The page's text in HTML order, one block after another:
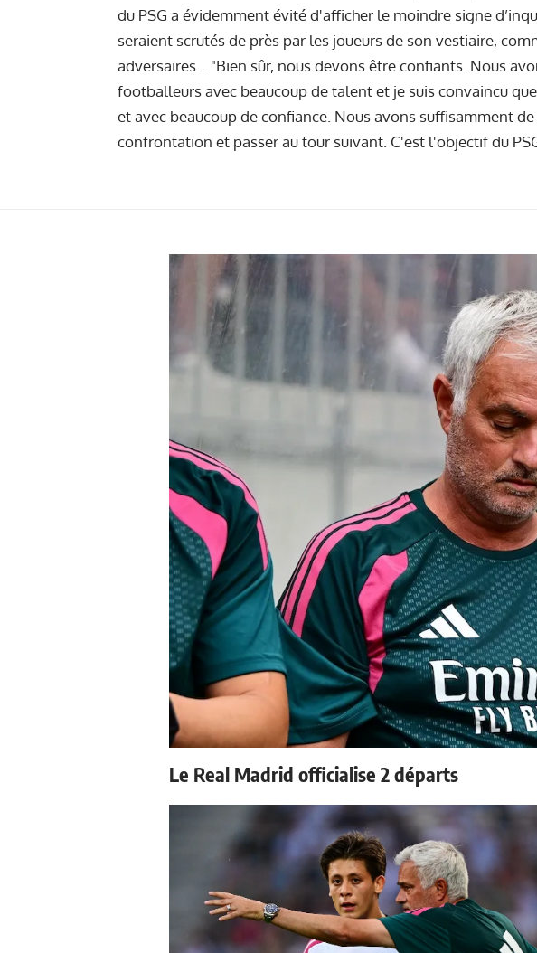
du PSG a évidemment évité d'afficher le moindre signe
seraient scrutés de près par les joueurs de son vestiaire,
adversaires… "Bien sûr, nous devons être confiants. Nous
footballeurs avec beaucoup de talent et je suis convaincu
et avec beaucoup de confiance. Nous avons suffisamment
confrontation et passer au tour suivant. C'est l'objectif du
Le Real Madrid officialise 2 départs